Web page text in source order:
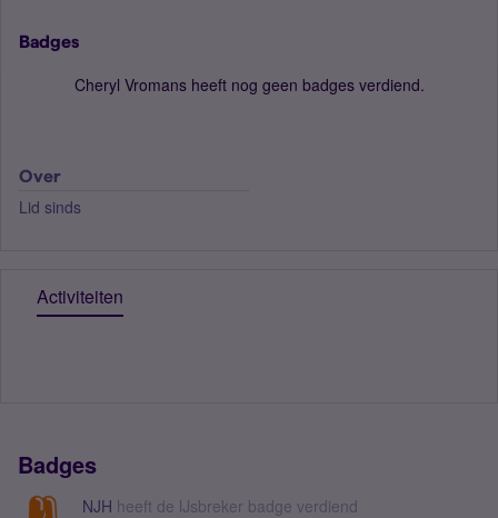
Badges
Cheryl Vromans heeft nog geen badges verdiend.
Over
Lid sinds
Activiteiten
Badges
NJH heeft de IJsbreker badge verdiend